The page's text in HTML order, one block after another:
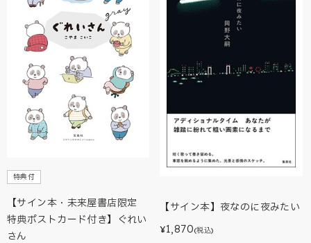
特典付
【サイン本・未来屋書店限定
特典ポストカード付き】ぐれい
さん
【サイン本】夜なのに夜みたい
¥1,870(税込)